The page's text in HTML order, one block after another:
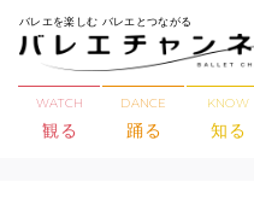
バレエを楽しむ バレエとつながる
WATCH
観る
DANCE
踊る
KNOW
知る